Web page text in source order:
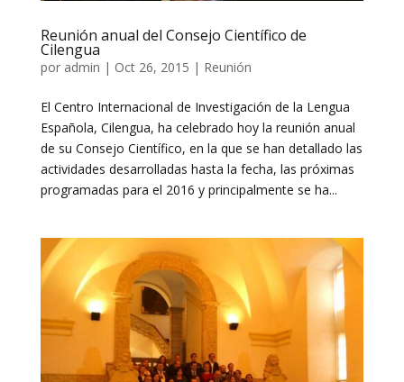
Reunión anual del Consejo Científico de
Cilengua
por admin | Oct 26, 2015 | Reunión
El Centro Internacional de Investigación de la Lengua
Española, Cilengua, ha celebrado hoy la reunión anual
de su Consejo Científico, en la que se han detallado las
actividades desarrolladas hasta la fecha, las próximas
programadas para el 2016 y principalmente se ha...